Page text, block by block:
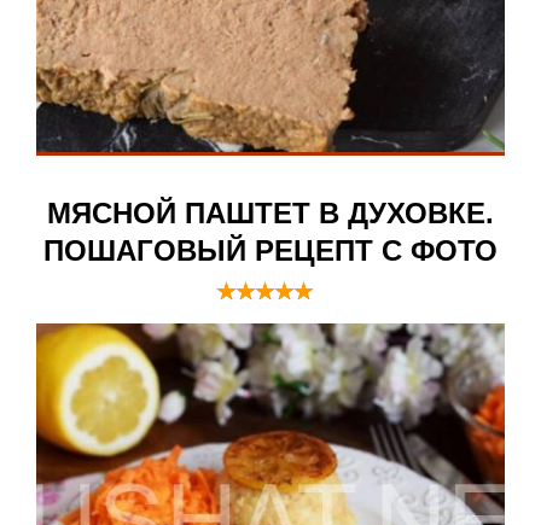
МЯСНОЙ ПАШТЕТ В ДУХОВКЕ.
ПОШАГОВЫЙ РЕЦЕПТ С ФОТО